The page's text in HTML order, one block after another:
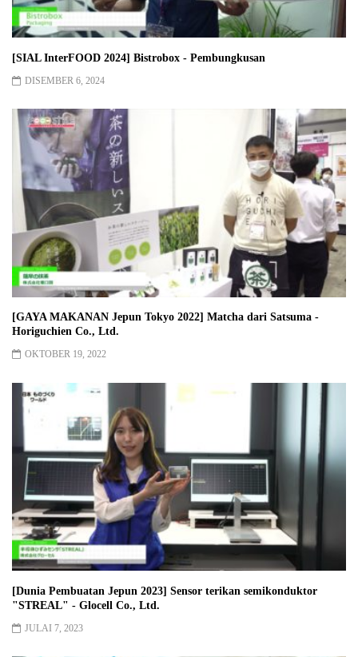
[SIAL InterFOOD 2024] Bistrobox - Pembungkusan
DISEMBER 6, 2024
[GAYA MAKANAN Jepun Tokyo 2022] Matcha dari Satsuma -
Horiguchien Co., Ltd.
OKTOBER 19, 2022
[Dunia Pembuatan Jepun 2023] Sensor terikan semikonduktor
"STREAL" - Glocell Co., Ltd.
JULAI 7, 2023